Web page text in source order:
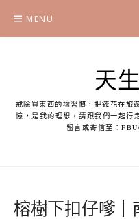
content
MENU
天
戒除買東西的壞習慣，把錢花在旅
憶，是我的理想，請跟我們一起行
留言或寄信至：
榕樹下扣仔嗲｜